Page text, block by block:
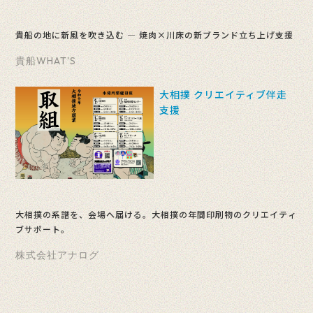
貴船の地に新風を吹き込む ― 焼肉×川床の新ブランド立ち上げ支援
貴船WHAT'S
大相撲 クリエイティブ伴走
支援
大相撲の系譜を、会場へ届ける。大相撲の年間印刷物のクリエイティ
ブサポート。
株式会社アナログ